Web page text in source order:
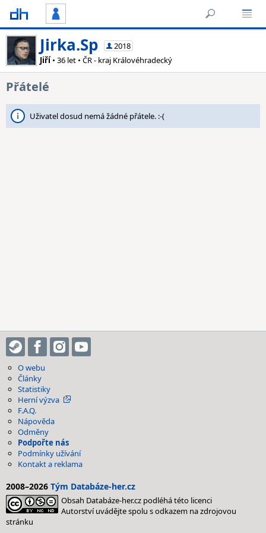
Jirka.Sp
2018
Jiří• 36 let • ČR - kraj Královéhradecký
Přátelé
Uživatel dosud nemá žádné přátele. :-(
O webu
Články
Statistiky
Herní výzva
F.A.Q.
Nápověda
Odměny
Podpořte nás
Podmínky užívání
Kontakt a reklama
2008–2026 Tým Databáze-her.cz
Obsah Databáze-her.cz podléhá této licenci
Autorství uvádějte spolu s odkazem na zdrojovou
stránku